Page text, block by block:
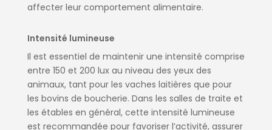
affecter leur comportement alimentaire.
Intensité lumineuse
Il est essentiel de maintenir une intensité comprise
entre 150 et 200 lux au niveau des yeux des
animaux, tant pour les vaches laitières que pour
les bovins de boucherie. Dans les salles de traite et
les étables en général, cette intensité lumineuse
est recommandée pour favoriser l’activité, assurer